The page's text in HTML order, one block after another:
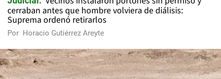
cerraban antes que hombre volviera de diálisis:
Suprema ordenó retirarlos
Por Horacio Gutiérrez Areyte